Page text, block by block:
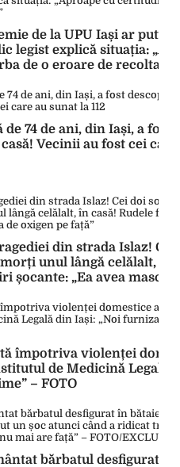
de la UPU Iași ar putea
legist explică situația:
de o eroare de recoltare”
74 de ani, din Iași, a fost
Vecinii au fost cei care
din strada Islaz! Cei
unul lângă celălalt, în
șocante: „Ea avea masca
împotriva violenței
de Medicină Legală
– FOTO
bărbatul desfigurat în